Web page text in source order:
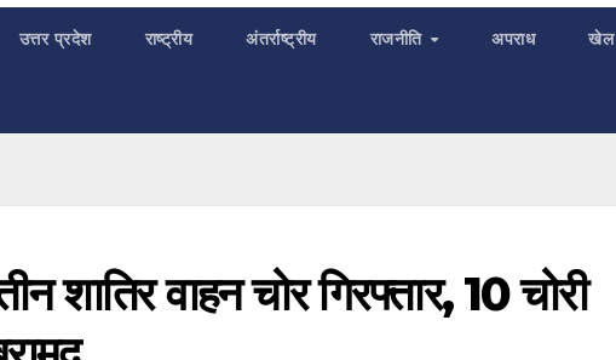
उत्तर प्रदेश राष्ट्रीय अंतर्राष्ट्रीय राजनीति अपराध खेल
शातिर वाहन चोर गिरफ्तार, 10 चोरी